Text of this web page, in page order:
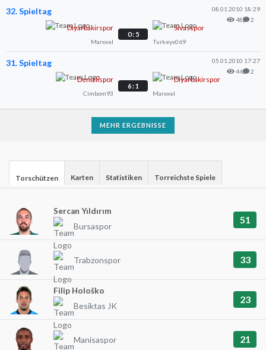
32. Spieltag
08.01.2010 18:29
48
2
Diyarbakirspor
Marxxel
0 : 5
Sivasspor
Turkeyx069
31. Spieltag
05.01.2010 17:27
44
2
Denizlispor
Cimbom93
6 : 1
Diyarbakirspor
Marxxel
MEHR ERGEBNISSE
Torschützen Karten Statistiken Torreichste Spiele
Sercan Yıldırım
Bursaspor
51
Trabzonspor 33
Filip Hološko
Besiktas JK
23
Manisaspor 21